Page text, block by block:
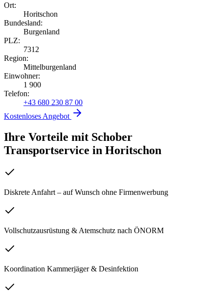
Ort:
Horitschon
Bundesland:
Burgenland
PLZ:
7312
Region:
Mittelburgenland
Einwohner:
1 900
Telefon:
+43 680 230 87 00
Kostenloses Angebot
Ihre Vorteile mit Schober
Transportservice in Horitschon
Diskrete Anfahrt – auf Wunsch ohne Firmenwerbung
Vollschutzausrüstung & Atemschutz nach ÖNORM
Koordination Kammerjäger & Desinfektion